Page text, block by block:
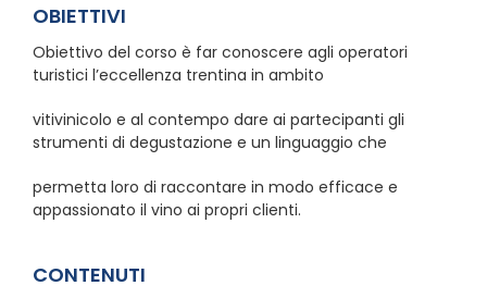
OBIETTIVI
Obiettivo del corso è far conoscere agli operatori
turistici l’eccellenza trentina in ambito
vitivinicolo e al contempo dare ai partecipanti gli
strumenti di degustazione e un linguaggio che
permetta loro di raccontare in modo efficace e
appassionato il vino ai propri clienti.
CONTENUTI